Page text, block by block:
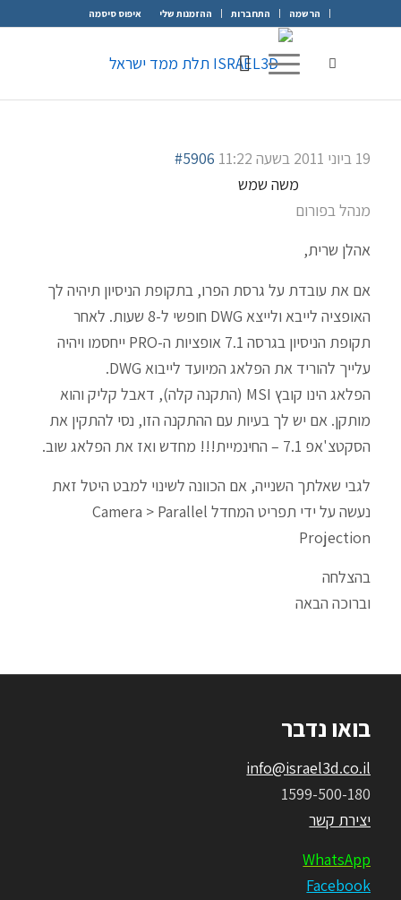
הרשמה התחברות ההזמנות שלי איפוס סיסמה
19 ביוני 2011 בשעה 11:22
#5906
משה שמש
מנהל בפורום
אהלן שרית,
אם את עובדת על גרסת הפרו, בתקופת הניסיון תיהיה לך
האופציה לייבא ולייצא DWG חופשי ל-8 שעות. לאחר
תקופת הניסיון בגרסה 7.1 אופציות ה-PRO ייחסמו ויהיה
עלייך להוריד את הפלאג המיועד לייבוא DWG.
הפלאג הינו קובץ MSI (התקנה קלה), דאבל קליק והוא
מותקן. אם יש לך בעיות עם ההתקנה הזו, נסי להתקין את
הסקטצ'אפ 7.1 – החינמיית!!! מחדש ואז את הפלאג שוב.
לגבי שאלתך השנייה, אם הכוונה לשינוי למבט היטל זאת
נעשה על ידי תפריט המחדל Camera > Parallel
Projection
בהצלחה
וברוכה הבאה
בואו נדבר
info@israel3d.co.il
1599-500-180
יצירת קשר
WhatsApp
Facebook